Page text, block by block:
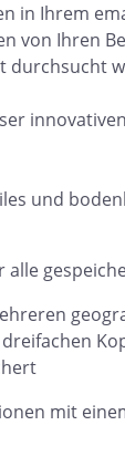
in Ihrem
von Ihren
durchsucht
innovativen
und
alle
mit